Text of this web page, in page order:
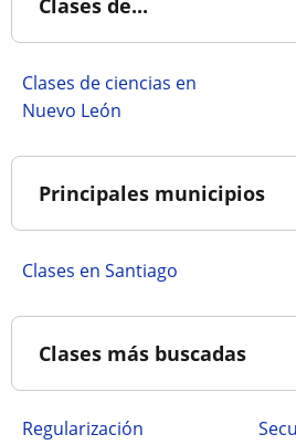
Clases de...
Clases de ciencias en
Nuevo León
Principales municipios
Clases en Santiago
Clases más buscadas
Regularización